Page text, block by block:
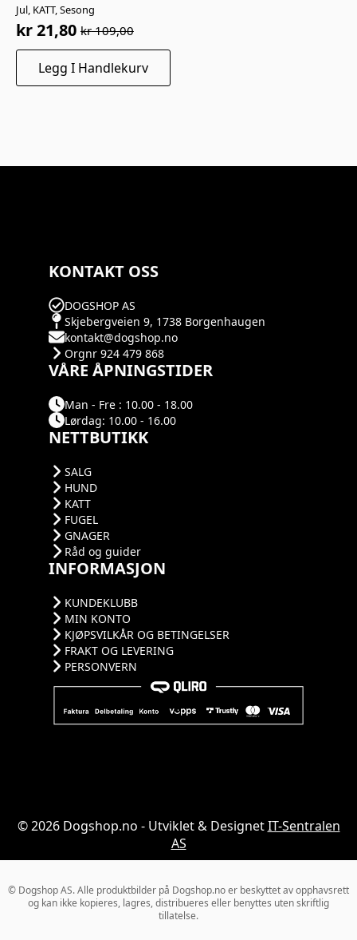
Jul, KATT, Sesong
kr109,00
Opprinnelig
pris
var:
kr21,80
Nåværende
pris
Legg I Handlekurv
KONTAKT OSS
DOGSHOP AS
Skjebergveien 9, 1738 Borgenhaugen
kontakt@dogshop.no
Orgnr 924 479 868
VÅRE ÅPNINGSTIDER
Man - Fre : 10.00 - 18.00
Lørdag: 10.00 - 16.00
NETTBUTIKK
SALG
HUND
KATT
FUGEL
GNAGER
Råd og guider
INFORMASJON
KUNDEKLUBB
MIN KONTO
KJØPSVILKÅR OG BETINGELSER
FRAKT OG LEVERING
PERSONVERN
© 2026 Dogshop.no - Utviklet & DesignetIT-Sentralen
AS
© Dogshop AS. Alle produktbilder på Dogshop.no er beskyttet av opphavsrett
og kan ikke kopieres, lagres, distribueres eller benyttes uten skriftlig
tillatelse.